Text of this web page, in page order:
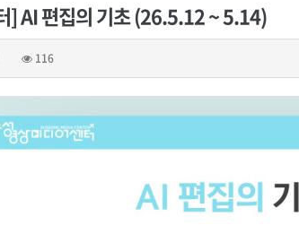
] AI 편집의 기초 (26.5.12 ~ 5.14)
116